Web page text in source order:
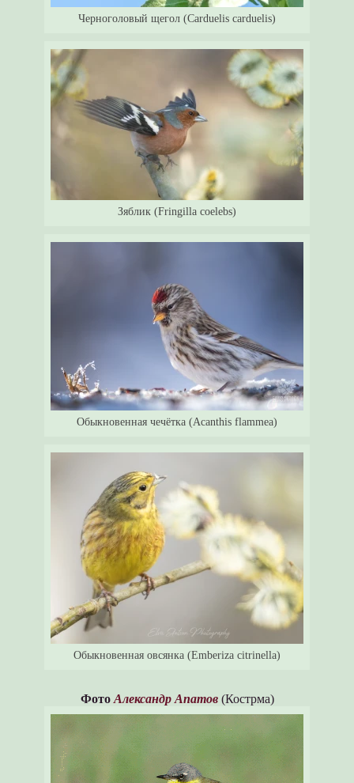
Черноголовый щегол (Carduelis carduelis)
Зяблик (Fringilla coelebs)
Обыкновенная чечётка (Acanthis flammea)
Обыкновенная овсянка (Emberiza citrinella)
ФотоАлександр Апатов(Кострма)